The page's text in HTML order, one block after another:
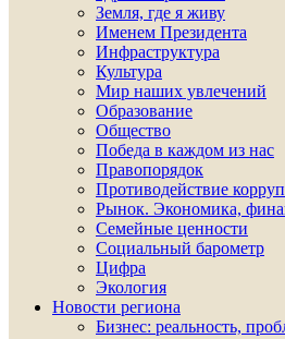
Земля, где я живу
Именем Президента
Инфраструктура
Культура
Мир наших увлечений
Образование
Общество
Победа в каждом из нас
Правопорядок
Противодействие
Рынок. Экономика,
Семейные ценности
Социальный барометр
Цифра
Экология
Новости региона
Бизнес: реальность,